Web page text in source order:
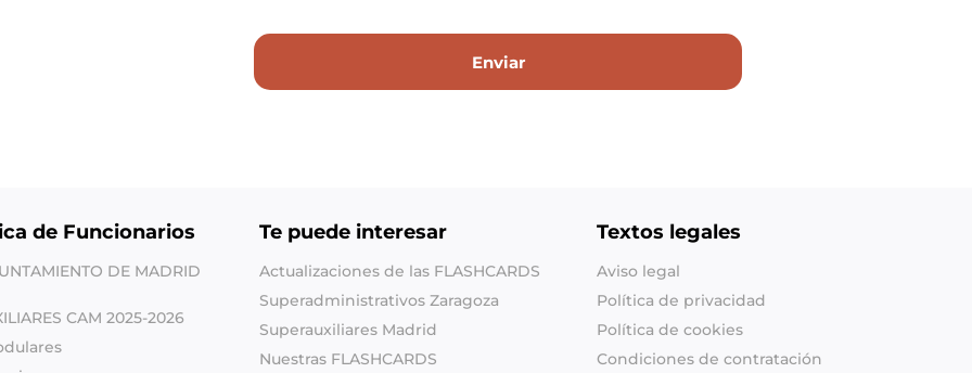
de Funcionarios
DE MADRID
CAM 2025-2026
Te puede interesar
Actualizaciones de las FLASHCARDS
Superadministrativos Zaragoza
Superauxiliares Madrid
Nuestras FLASHCARDS
Textos legales
Aviso legal
Política de privacidad
Política de cookies
Condiciones de contratación